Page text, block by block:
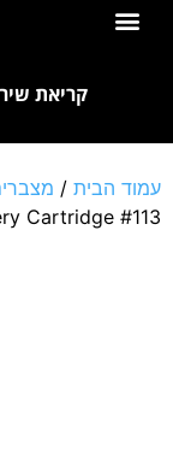
לתוכן
קריאת
עמוד הבית /
Cartridge #113